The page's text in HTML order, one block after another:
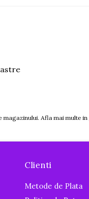
magazinului. Afla mai multe in
Clienti
Metode de Plata